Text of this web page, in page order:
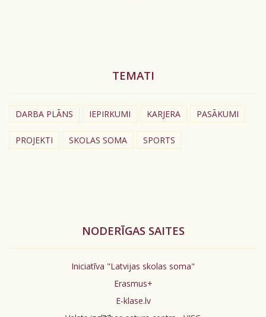
TEMATI
DARBA PLĀNS IEPIRKUMI KARJERA PASĀKUMI
PROJEKTI SKOLAS SOMA SPORTS
NODERĪGAS SAITES
Iniciatīva "Latvijas skolas soma"
Erasmus+
E-klase.lv